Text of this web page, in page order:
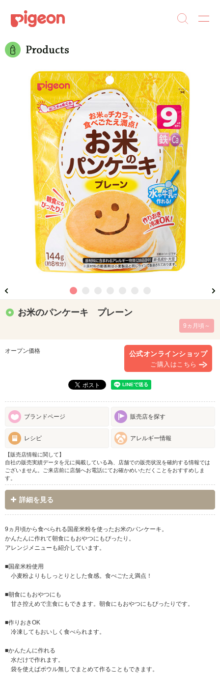
お米のパンケーキ プレーン
9ヵ月頃～
オープン価格 公式オンラインショップ
ご購入はこちら
ブランドページ 販売店を探す
レシピ アレルギー情報
【販売店情報に関して】
自社の販売実績データを元に掲載している為、店舗での販売状況を確約する情報では
ございません。ご来店前に店舗へお電話にてお確かめいただくことをおすすめしま
す。
詳細を見る
9ヵ月頃から食べられる国産米粉を使ったお米のパンケーキ。
かんたんに作れて朝食にもおやつにもぴったり。
アレンジメニューも紹介しています。
■国産米粉使用
小麦粉よりもしっとりとした食感。食べごたえ満点！
■朝食にもおやつにも
甘さ控えめで主食にもできます。朝食にもおやつにもぴったりです。
■作りおきOK
冷凍してもおいしく食べられます。
■かんたんに作れる
水だけで作れます。
袋を使えばボウル無しでまとめて作ることもできます。